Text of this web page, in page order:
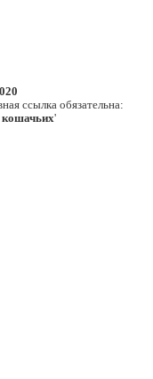
ссылка обязательна:
кошачьих'